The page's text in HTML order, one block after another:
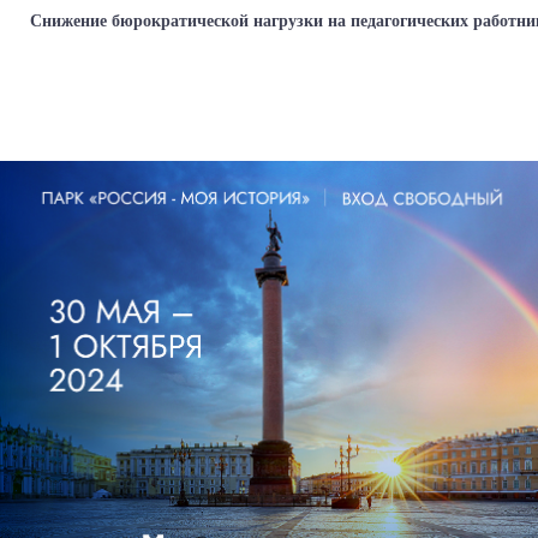
Снижение бюрократической нагрузки на педагогических